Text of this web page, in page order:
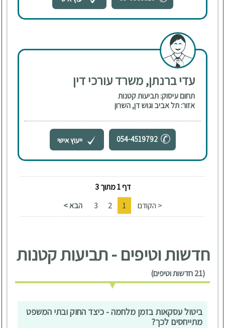
עדי ברנתן, משרד עורכי דין
תחום עיסוק: תביעות קטנות
אזור: תל אביב וגוש דן, השרון
054-4519792 ייעוץ אישי
דף 1 מתוך 3
< הקודם
1
2
3 הבא >
חדשות וטיפים - תביעות קטנות
(21 חדשות וטיפים)
ביטול עסקאות בזמן מלחמה - כיצד החוק ובתי המשפט
מתייחסים לכך?